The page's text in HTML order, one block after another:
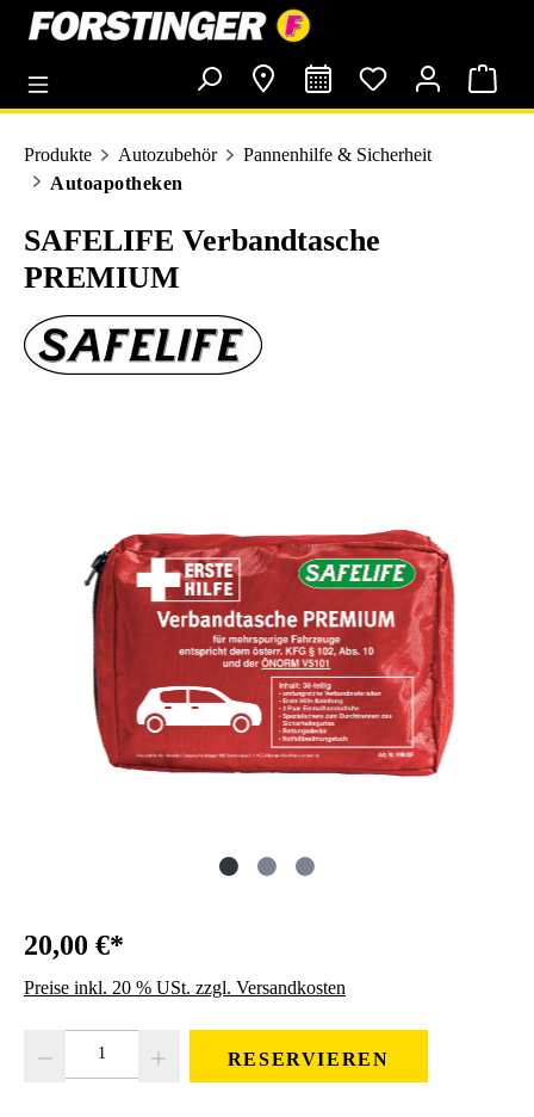
springen
Produkte Autozubehör
Pannenhilfe & Sicherheit
Autoapotheken
SAFELIFE Verbandtasche
PREMIUM
20,00 €*
Preise inkl. 20 % USt. zzgl. Versandkosten
RESERVIEREN